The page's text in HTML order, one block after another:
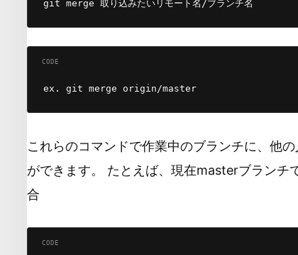
これらのコマンドで作業中のブランチに、他
ができます。 たとえば、現在masterブラン
合